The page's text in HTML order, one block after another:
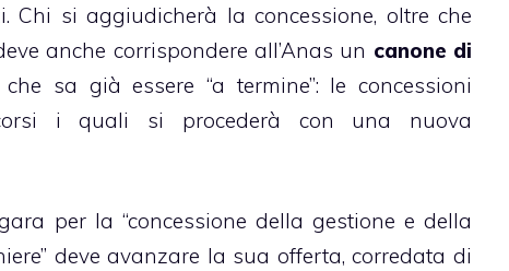
Chi si aggiudicherà la concessione, oltre che
anche corrispondere all’Anas un canone di
sa già essere “a termine”: le concessioni
i quali si procederà con una nuova
per la “concessione della gestione e della
deve avanzare la sua offerta, corredata di